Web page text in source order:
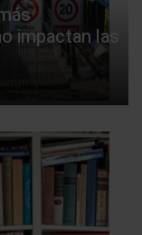
impactan las